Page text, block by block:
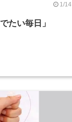
1/14
たい毎日」